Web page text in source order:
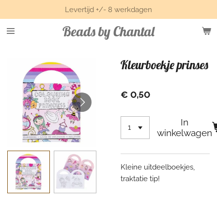
direct
naar
Beads by Chantal
Levertijd +/- 8 werkdagen
Kleurboekje prinses
€ 0,50
In
winkelwagen
Kleine uitdeelboekjes,
traktatie tip!